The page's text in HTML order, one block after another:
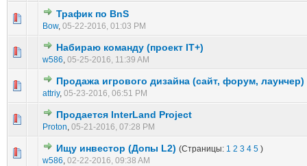
Трафик по BnS
Bow, 05-22-2016, 01:03 PM
0 голос(ов) - 0 из 5 в среднем
123
Набираю команду (проект IT+)
w586, 05-25-2016, 11:39 AM
0 голос(ов) - 0 из 5 в среднем
12345
Продажа игрового дизайна (сайт, форум, лаунчер)
attriy, 05-23-2016, 06:51 PM
0 голос(ов) - 0 из 5 в среднем
12345
Продается InterLand Project
Proton, 05-21-2016, 07:28 PM
0 голос(ов) - 0 из 5 в среднем
12345
Ищу инвестор (Допы L2) (Страницы: 1 2 3 4 5 )
w586, 02-22-2016, 09:38 AM
3 голос(ов) - 2.33 из 5 в среднем
12345